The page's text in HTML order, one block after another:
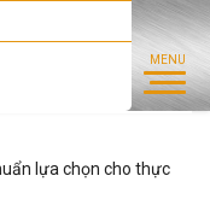
lựa chọn cho thực